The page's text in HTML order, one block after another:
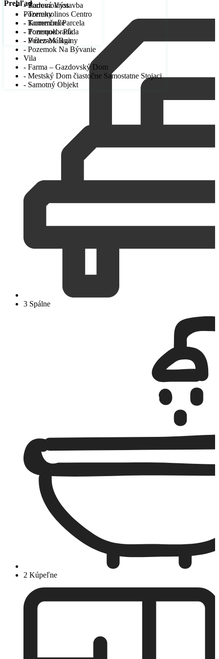
- Radová Výstavba
Pozemky
- Komerčná Parcela
- Pozemok - Pôda
- Pozemok Ruiny
- Pozemok Na Bývanie
Vila
- Farma – Gazdovský Dom
- Mestský Dom čiastočne Samostatne Stojaci
- Samotný Objekt
- Torremolinos
- Torremolinos Centro
- Torremuelle
- Torrequebrada
- Vélez-Málaga
Prehľad
3 Spálne
2 Kúpeľne